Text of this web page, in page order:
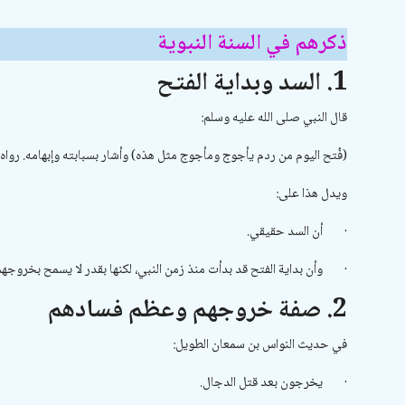
ذكرهم في السنة النبوية
1. السد وبداية الفتح
قال النبي صلى الله عليه وسلم:
(فُتح اليوم من ردم يأجوج ومأجوج مثل هذه) وأشار بسبابته وإبهامه.
ويدل هذا على:
· أن السد حقيقي.
· وأن بداية الفتح قد بدأت منذ زمن النبي، لكنها بقدر لا يسمح
2. صفة خروجهم وعظم فسادهم
في حديث النواس بن سمعان الطويل:
· يخرجون بعد قتل الدجال.